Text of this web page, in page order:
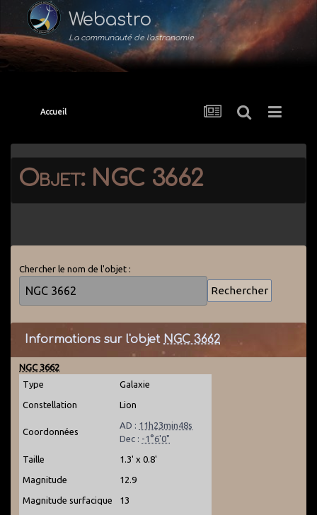
Webastro
La communauté de l'astronomie
Accueil
Objet: NGC 3662
Chercher le nom de l'objet :
Informations sur l'objet NGC 3662
NGC 3662
Type
Galaxie
Constellation Lion
Coordonnées
AD : 11h23min48s
Dec : -1°6'0"
Taille 1.3' x 0.8'
Magnitude 12.9
Magnitude surfacique 13